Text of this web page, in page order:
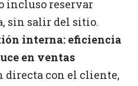
incluso reservar
sin salir del sitio.
interna: eficiencia
en ventas
directa con el cliente,